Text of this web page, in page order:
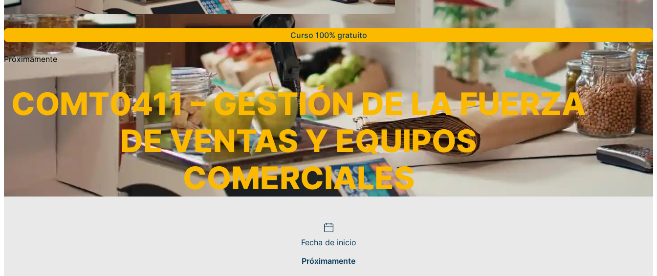
Curso 100% gratuito
Próximamente
COMT0411 – GESTIÓN DE LA FUERZA
DE VENTAS Y EQUIPOS
COMERCIALES
Fecha de inicio
Próximamente